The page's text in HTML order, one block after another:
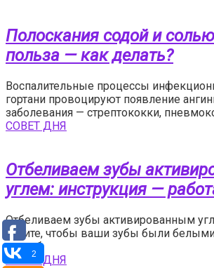
Полоскания содой и
польза — как делать?
Воспалительные процессы
гортани провоцируют появление
заболевания — стрептококки,
СОВЕТ ДНЯ
Отбеливаем зубы
углем: инструкция —
Отбеливаем зубы активированным
Хотите, чтобы ваши зубы были
способ
СОВЕТ ДНЯ
2